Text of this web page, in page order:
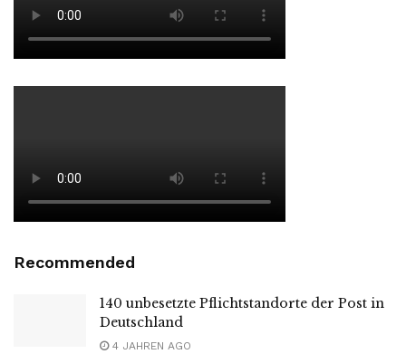
Recommended
140 unbesetzte Pflichtstandorte der Post in
Deutschland
4 JAHREN AGO